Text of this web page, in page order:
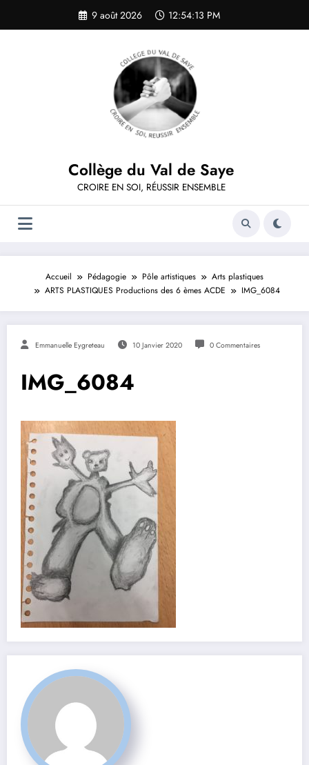
contenu
9 août 2026 12:54:13 PM
Collège du Val de Saye
CROIRE EN SOI, RÉUSSIR ENSEMBLE
Accueil Pédagogie Pôle artistiques
Arts plastiques
ARTS PLASTIQUES Productions des 6 èmes ACDE
IMG_6084
Emmanuelle Eygreteau 10 Janvier 2020 0 Commentaires
IMG_6084